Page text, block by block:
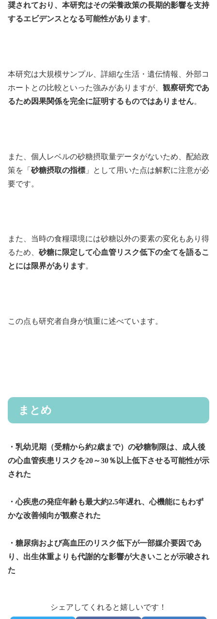
奨されており、本研究はその栄養政策の長期的影響を支持
するエビデンスとなる可能性があります。
本研究は大規模サンプル、詳細な生活・遺伝情報、外部コ
ホートとの比較といった強みがありますが、 観察研究であ
るため因果関係を完全に証明するものではありません。
また、個人レベルの砂糖摂取量データがないため、配給政
策を「 砂糖摂取の指標 」として用いた点は解釈に注意が必
要です。
また、当時の食糧環境には砂糖以外の要素の変化もあり得
るため、 砂糖に限定して心血管リスク低下の全てを語るこ
とには限界があります。
この点も研究者自身が慎重に述べています。
まとめ
・乳幼児期（受精から約2歳まで）の砂糖制限は、成人後
の心血管疾患リスクを20～30％以上低下させる可能性が示
された
・心疾患の発症年齢も最大約2.5年遅れ、心機能にもわず
かな改善傾向が観察された
・糖尿病および高血圧のリスク低下が一部媒介要因であ
り、出生体重よりも代謝的な影響が大きいことが示唆され
た
シェアしてくれると嬉しいです！